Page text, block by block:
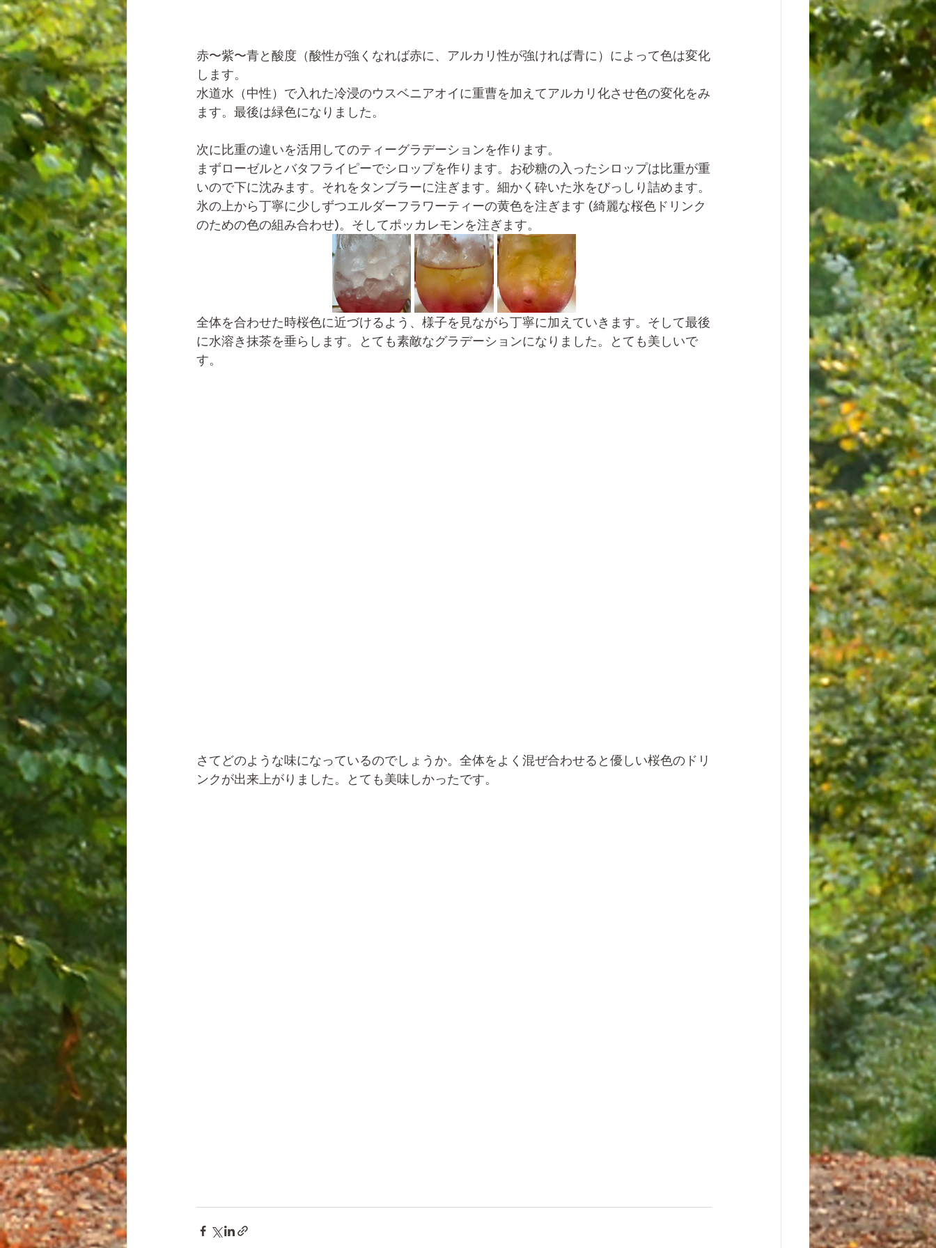
赤〜紫〜青と酸度（酸性が強くなれば赤に、アルカリ性が強ければ青に）によって色は変化
します。
水道水（中性）で入れた冷浸のウスベニアオイに重曹を加えてアルカリ化させ色の変化をみ
ます。最後は緑色になりました。
次に比重の違いを活用してのティーグラデーションを作ります。
まずローゼルとバタフライピーでシロップを作ります。お砂糖の入ったシロップは比重が重
いので下に沈みます。それをタンブラーに注ぎます。細かく砕いた氷をびっしり詰めます。
氷の上から丁寧に少しずつエルダーフラワーティーの黄色を注ぎます (綺麗な桜色ドリンク
のための色の組み合わせ)。そしてポッカレモンを注ぎます。
全体を合わせた時桜色に近づけるよう、様子を見ながら丁寧に加えていきます。そして最後
に水溶き抹茶を垂らします。とても素敵なグラデーションになりました。とても美しいで
す。
さてどのような味になっているのでしょうか。全体をよく混ぜ合わせると優しい桜色のドリ
ンクが出来上がりました。とても美味しかったです。